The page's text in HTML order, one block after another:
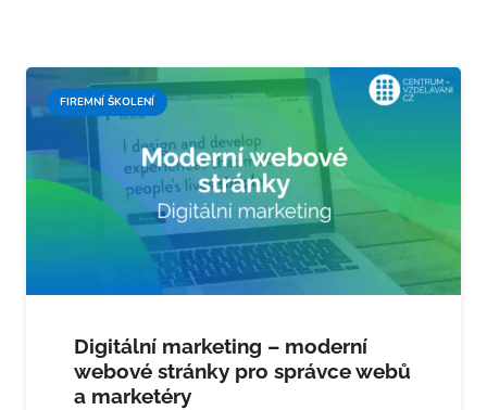
FIREMNÍ ŠKOLENÍ
Digitální marketing – moderní
webové stránky pro správce webů
a marketéry